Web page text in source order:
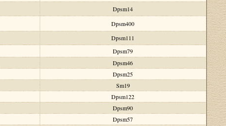
Dpsm14
Dpsm400
Dpsm111
Dpsm79
Dpsm46
Dpsm25
Sm19
Dpsm122
Dpsm90
Dpsm57